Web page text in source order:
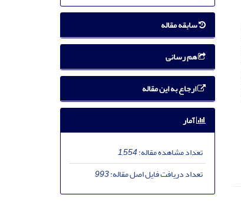
سابقه مقاله
هم رسانی
ارجاع به این مقاله
آمار
تعداد مشاهده مقاله:1,554
تعداد دریافت فایل اصل مقاله:993